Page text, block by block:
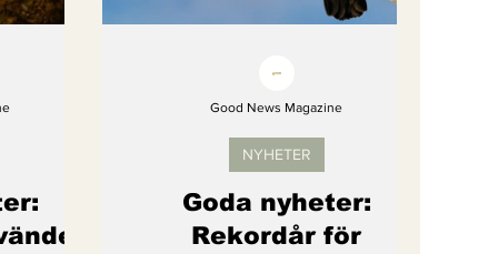
Goda nyheter:
Rekordår för
NYHETER
Good News Magazine